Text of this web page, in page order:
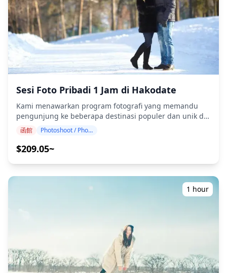
dan dapat dipesan hingga 3 hari sebelumnya. Kami
akan mengatur fotografer berbahasa Inggris/Jepang.
File asli 100+ foto akan dikirimkan dalam waktu
seminggu, dan Anda dapat memilih 10 foto favorit Anda
untuk dikirimkan ulang. Koreksi dilakukan untuk
membangkitkan suasana tertentu, dan jika diinginkan,
penyesuaian dapat dilakukan pada suasana dan warna.
Asahikawa, Biei, dan Furano melalui layanan fotografi
pada waktu pertemuan yang dijadwalkan, durasi
pemotretan dan jumlah foto yang dikirimkan dapat
dikurangi. ・Jika hujan diperkirakan akan turun di lokasi
atau jika tiba-tiba hujan pada hari pemotretan, tiga opsi
(https://assets.hldycdn.com/24515ca5-dacc-4211-af77-
Sesi Foto Pribadi 1 Jam di Hakodate
Kami menawarkan program fotografi yang memandu
pengunjung ke beberapa destinasi populer dan unik di
Hakodate. Dipandu oleh fotografer berkualifikasi tinggi,
program kami menyesuaikan jadwal perjalanan Anda,
menangkap komposisi alami dan mengidentifikasi
Anda dengan kami!) Temukan pesona bersejarah dan
pemandangan menakjubkan Hakodate, mulai dari
pemandangan malam Gunung Hakodate yang terkenal
di dunia dan distrik Motomachi yang bersejarah hingga
perpaduan sempurna antara arsitektur Barat dan
Jepang dengan latar belakang pemandangan pelabuhan
yang indah. Sesi fotografi tersedia di mana saja di
Hakodate dan dapat dipesan hingga 3 hari sebelumnya.
Kami akan mengatur fotografer berbahasa
函館 Photoshoot / Photo tour
$209.05~
1 hour